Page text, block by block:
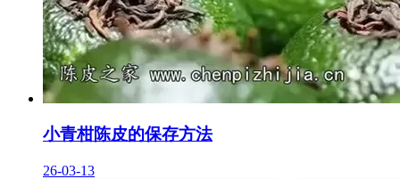
小青柑陈皮的保存方法
26-03-13